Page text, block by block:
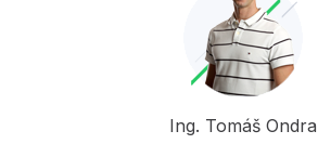
Ing. Tomáš Ondra